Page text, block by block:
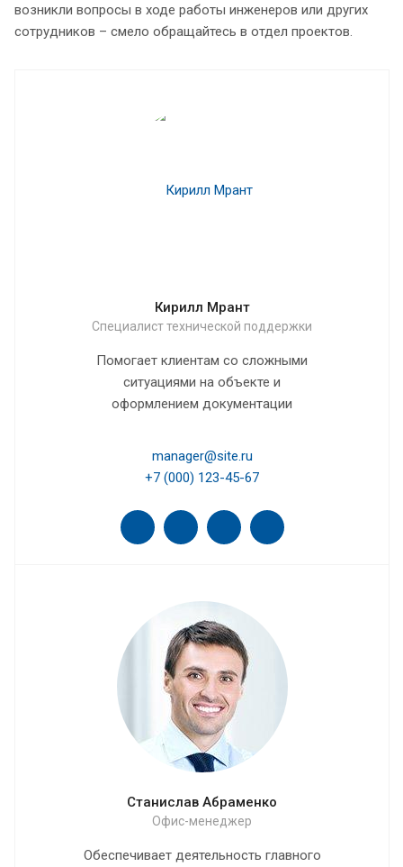
возникли вопросы в ходе работы инженеров или других
сотрудников – смело обращайтесь в отдел проектов.
Кирилл Мрант
Специалист технической поддержки
Помогает клиентам со сложными
ситуациями на объекте и
оформлением документации
manager@site.ru
+7 (000) 123-45-67
Станислав Абраменко
Офис-менеджер
Обеспечивает деятельность главного